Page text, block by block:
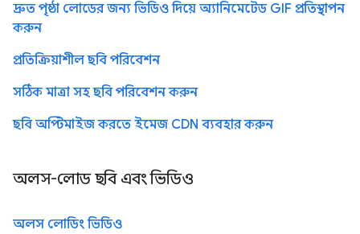
দ্রুত পৃষ্ঠা লোডের জন্য ভিডিও দিয়ে অ্যানিমেটেড GIF প্রতিস্থাপন
করুন
প্রতিক্রিয়াশীল ছবি পরিবেশন
সঠিক মাত্রা সহ ছবি পরিবেশন করুন
ছবি অপ্টিমাইজ করতে ইমেজ CDN ব্যবহার করুন
অলস-লোড ছবি এবং ভিডিও
অলস লোডিং ভিডিও